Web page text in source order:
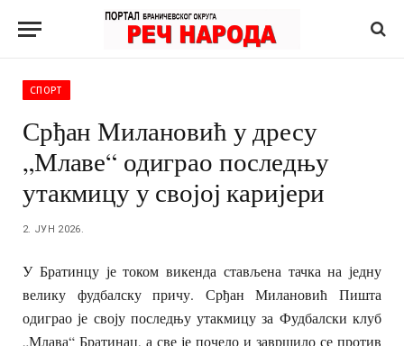
СПОРТ
Срђан Милановић у дресу
„Млаве“ одиграо последњу
утакмицу у својој каријери
2. ЈУН 2026.
У Братинцу је током викенда стављена тачка на једну
велику фудбалску причу. Срђан Милановић Пишта
одиграо је своју последњу утакмицу за Фудбалски клуб
„Млава“ Братинац, а све је почело и завршило се против